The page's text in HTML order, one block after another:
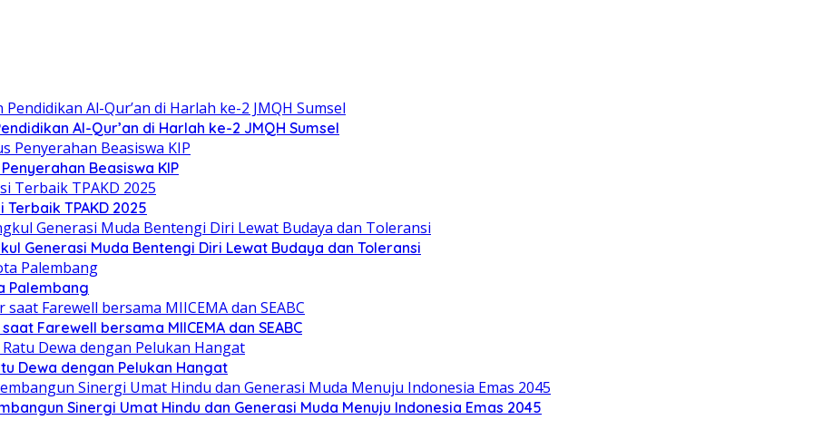
Al-Qur’an di Harlah ke-2 JMQH Sumsel
Beasiswa KIP
TPAKD 2025
Generasi Muda Bentengi Diri Lewat Budaya dan Toleransi
Palembang
Farewell bersama MIICEMA dan SEABC
Dewa dengan Pelukan Hangat
Sinergi Umat Hindu dan Generasi Muda Menuju Indonesia Emas 2045